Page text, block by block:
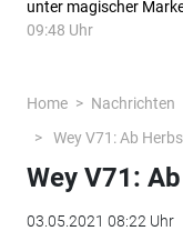
unter magischer
09:48 Uhr
Home Nachrichten
Wey V71: Ab
Wey V71:
03.05.2021 08:22 Uhr